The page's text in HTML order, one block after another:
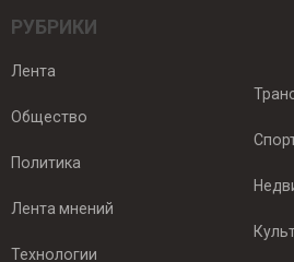
РУБРИКИ
Лента
Общество
Политика
Лента мнений
Технологии